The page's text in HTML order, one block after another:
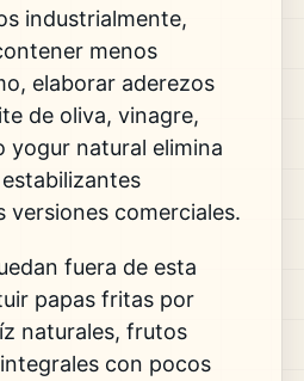
industrialmente,
menos
elaborar aderezos
de oliva, vinagre,
yogur natural elimina
versiones comerciales.
fuera de esta
papas fritas por
naturales, frutos
con pocos